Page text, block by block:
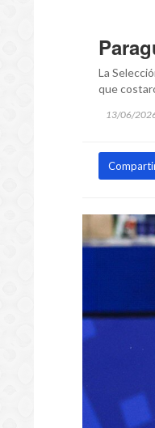
La
que
13/06/